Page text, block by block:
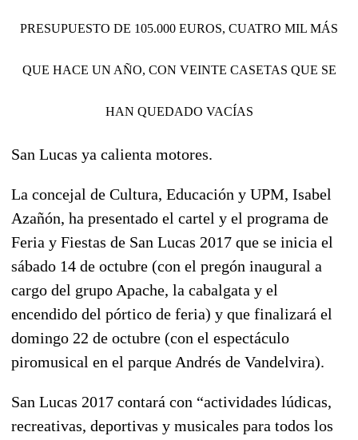
PRESUPUESTO DE 105.000 EUROS, CUATRO MIL MÁS
QUE HACE UN AÑO, CON VEINTE CASETAS QUE SE
HAN QUEDADO VACÍAS
San Lucas ya calienta motores.
La concejal de Cultura, Educación y UPM, Isabel
Azañón, ha presentado el cartel y el programa de
Feria y Fiestas de San Lucas 2017 que se inicia el
sábado 14 de octubre (con el pregón inaugural a
cargo del grupo Apache, la cabalgata y el
encendido del pórtico de feria) y que finalizará el
domingo 22 de octubre (con el espectáculo
piromusical en el parque Andrés de Vandelvira).
San Lucas 2017 contará con “actividades lúdicas,
recreativas, deportivas y musicales para todos los